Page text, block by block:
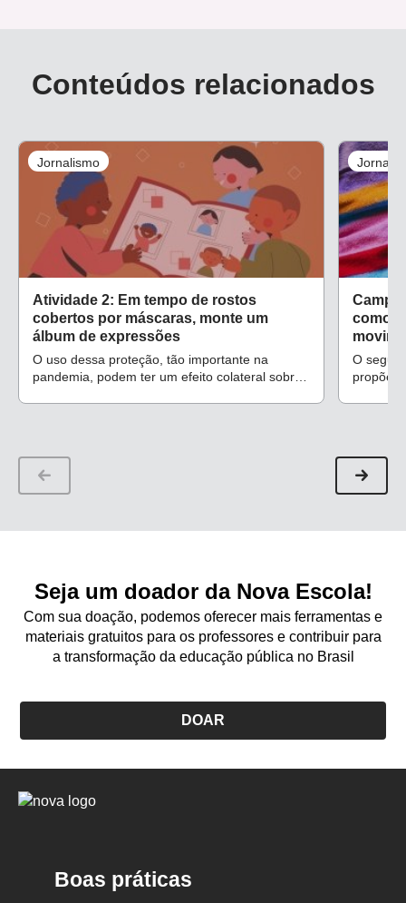
Conteúdos relacionados
Jornalismo
Atividade 2: Em tempo de rostos
cobertos por máscaras, monte um
álbum de expressões
O uso dessa proteção, tão importante na
pandemia, podem ter um efeito colateral sobre
como
O
propõe
Seja um doador da Nova Escola!
Com sua doação, podemos oferecer mais ferramentas e
materiais gratuitos para os professores e contribuir para
a transformação da educação pública no Brasil
DOAR
Logo
Boas práticas